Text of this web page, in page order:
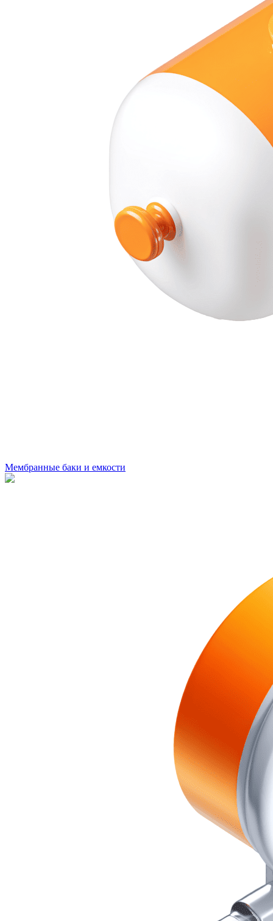
Мембранные баки и емкости